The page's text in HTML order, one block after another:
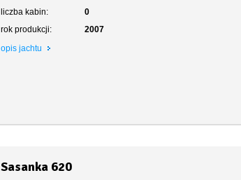
liczba kabin:
0
rok produkcji:
2007
opis jachtu
Sasanka 620